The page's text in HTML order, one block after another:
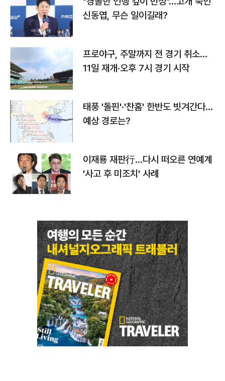
신동엽, 무슨 일이길래?
프로야구, 주말까지 전 경기 취소…
11일 재개·오후 7시 경기 시작
태풍 '돌핀'·'찬홈' 한반도 빗겨간다…
예상 경로는?
이재룡 재판行…다시 떠오른 연예계
'사고 후 미조치' 사례